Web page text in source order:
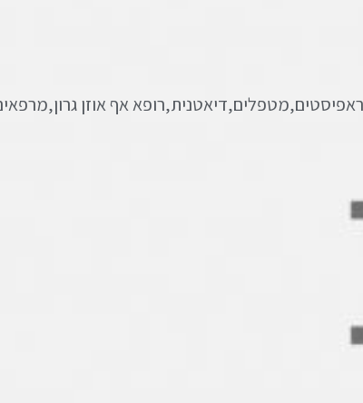
אף אוזן